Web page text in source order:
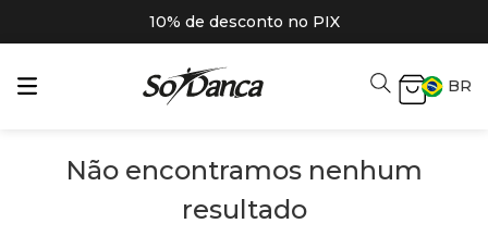
10% de desconto no PIX
BR
Não encontramos nenhum
resultado